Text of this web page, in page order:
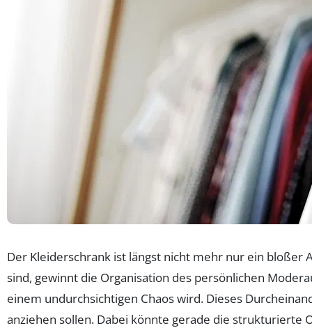
Der Kleiderschrank ist längst nicht mehr nur ein
sind, gewinnt die Organisation des persönlichen
einem undurchsichtigen Chaos wird. Dieses
anziehen sollen. Dabei könnte gerade die strukturierte